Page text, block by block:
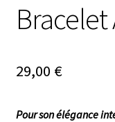
Bracelet
29,00 €
Pour son élégance